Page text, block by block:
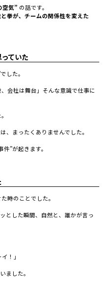
空気” の話です。
と拳が、チームの関係性を変えた
ていた
した。
会社は舞台」そんな意識で仕事に
、まったくありませんでした。
”が起きます。
時のことでした。
とした瞬間、自然と、誰かが言っ
！」
ました。